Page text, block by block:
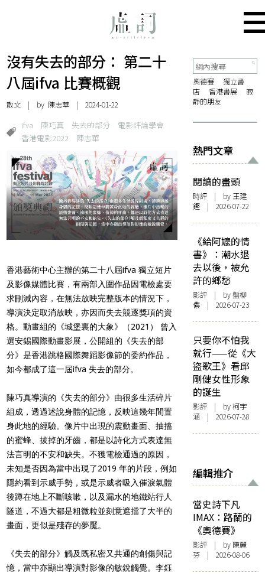
沒有失去的部分： 第二十
八屆ifva 比賽概觀
散文 | by 陳志華 | 2024-01-22
ifva 陳巧真 失去的部分
電影評論學會
香港電影2022
陳志華
香港藝術中心主辦的第二十八屆ifva 獨立短片
及影像媒體比賽，有兩部入圍作品因電檢處要
求刪減內容，在無法放映完整版本的情況下，
導演決定取消放映，亦因而失去競逐獎項的資
格。動畫組的《城堡裏的大象》（2021） 曾入
選安錫國際動畫影展，公開組的《失去的部
分》是香港跳格國際舞蹈影像節的委約作品，
如今都成了這一屆ifva 失去的部分。
陳巧真導演的《失去的部分》由很多生活碎片
組成，透過述說身體的記憶，反映這幾年間置
身此地的經驗。像片中出現的震動畫面、抽搐
的蜜蜂、拔掉的牙齒，都是以詩化方式表達無
法言明的不安和缺失。不獲電檢通過的原因，
未知是否因為當中出現了2019 年的片段，例如
隱約看到示威手勢，或是示威者吸入催淚氣體
後蹲在地上不斷咳嗽，以及漏水的地鐵站行人
隧道，不過大都是粗微粒並刻意遮擋了大半的
畫面，更似是殘存的夢魘。
《失去的部分》觸及既私密又共通的創傷與記
憶，當中亦顯出導演對影像的敏銳觸覺。李鈺
奧德賽
獨立書
店
香港書展
寂
靜的朋友
熱門文章
閱讀的盡頭
時評 | by 王建
鏗 | 2026-07-22
《給阿嬤的情
書》：潮水退
去以後，被允
許的鄉愁
影評 | by 盤柳
儂 | 2026-07-23
只要你不怕我
就行——從《大
盜歌王》看邱
剛健女性形象
的誕生
影評 | by 柯宇
涵 | 2026-07-28
編輯推介
當史詩下凡
IMAX：路蘭的
《奧德賽》
影評 | by 陳麗
芬 | 2026-08-06